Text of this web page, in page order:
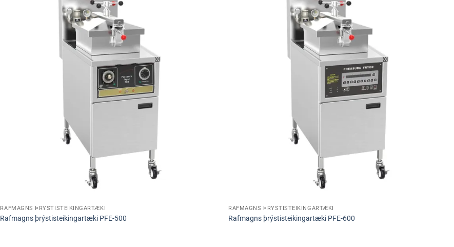
RAFMAGNS ÞRÝSTISTEIKINGARTÆKI
Rafmagns þrýstisteikingartæki PFE-500
RAFMAGNS ÞRÝSTISTEIKINGARTÆKI
Rafmagns þrýstisteikingartæki PFE-600